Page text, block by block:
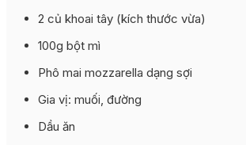
2 củ khoai tây (kích thước vừa)
100g bột mì
Phô mai mozzarella dạng sợi
Gia vị: muối, đường
Dầu ăn